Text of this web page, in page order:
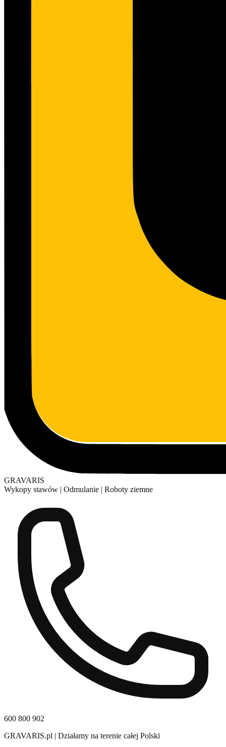
GRAVARIS
Wykopy stawów | Odmulanie | Roboty ziemne
600 800 902
GRAVARIS.pl | Działamy na terenie całej Polski